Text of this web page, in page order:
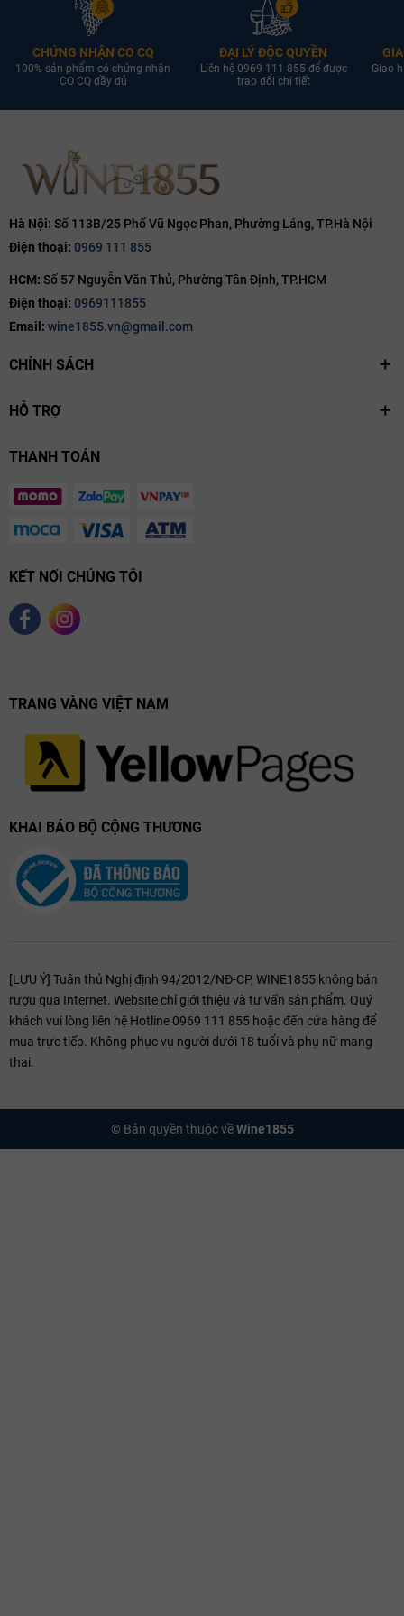
CHỨNG NHẬN CO CQ
100% sản phẩm có chứng nhận
CO CQ đầy đủ
ĐẠI LÝ ĐỘC QUYỀN
Liên hệ 0969 111 855 để được
trao đổi chi tiết
Giao
Hà Nội: Số 113B/25 Phố Vũ Ngọc Phan, Phường Láng, TP.Hà Nội
Điện thoại: 0969 111 855
HCM: Số 57 Nguyễn Văn Thủ, Phường Tân Định, TP.HCM
Điện thoại: 0969111855
Email: wine1855.vn@gmail.com
CHÍNH SÁCH
HỖ TRỢ
THANH TOÁN
KẾT NỐI CHÚNG TÔI
TRANG VÀNG VIỆT NAM
KHAI BÁO BỘ CỘNG THƯƠNG
[LƯU Ý] Tuân thủ Nghị định 94/2012/NĐ-CP, WINE1855 không bán
rượu qua Internet. Website chỉ giới thiệu và tư vấn sản phẩm. Quý
khách vui lòng liên hệ Hotline 0969 111 855 hoặc đến cửa hàng để
mua trực tiếp. Không phục vụ người dưới 18 tuổi và phụ nữ mang
thai.
© Bản quyền thuộc vềWine1855